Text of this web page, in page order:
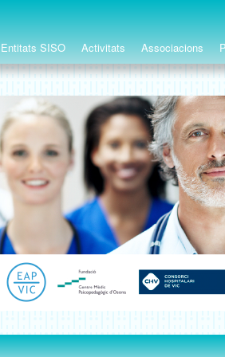
Entitats SISO Activitats Associacions